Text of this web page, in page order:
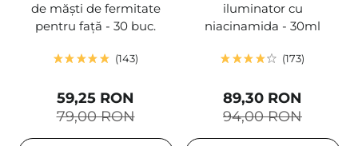
de măști de fermitate
pentru față - 30 buc.
143
79,00 RON
59,25 RON
iluminator cu
niacinamida - 30ml
173
94,00 RON
89,30 RON